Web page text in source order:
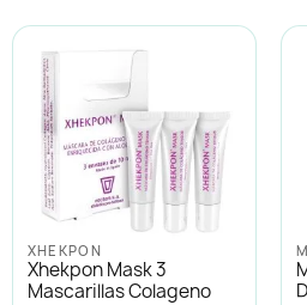
XHEKPON
Xhekpon Mask 3
Mascarillas Colageno